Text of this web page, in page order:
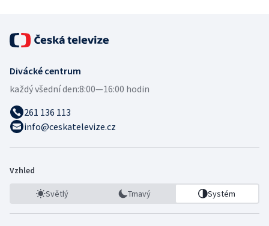
Divácké centrum
každý všední den:8:00—16:00 hodin
261 136 113
info@ceskatelevize.cz
Vzhled
Světlý Tmavý Systém